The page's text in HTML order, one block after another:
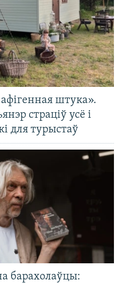
штука».
страціў усё і
для турыстаў
барахолаўцы: